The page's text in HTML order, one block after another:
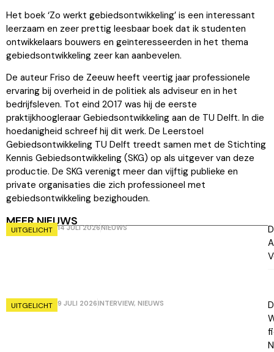
Het boek ‘Zo werkt gebiedsontwikkeling’ is een interessant
leerzaam en zeer prettig leesbaar boek dat ik studenten
ontwikkelaars bouwers en geïnteresseerden in het thema
gebiedsontwikkeling zeer kan aanbevelen.
De auteur Friso de Zeeuw heeft veertig jaar professionele
ervaring bij overheid in de politiek als adviseur en in het
bedrijfsleven. Tot eind 2017 was hij de eerste
praktijkhoogleraar Gebiedsontwikkeling aan de TU Delft. In die
hoedanigheid schreef hij dit werk. De Leerstoel
Gebiedsontwikkeling TU Delft treedt samen met de Stichting
Kennis Gebiedsontwikkeling (SKG) op als uitgever van deze
productie. De SKG verenigt meer dan vijftig publieke en
private organisaties die zich professioneel met
gebiedsontwikkeling bezighouden.
MEER NIEUWS
UITGELICHT 14 JULI 2026NIEUWS
UITGELICHT 9 JULI 2026INTERVIEW, NIEUWS